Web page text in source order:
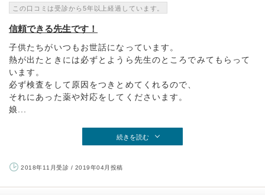
この口コミは受診から5年以上経過しています。
信頼できる先生です！
子供たちがいつもお世話になっています。
熱が出たときには必ずとようら先生のところでみてもらって
います。
必ず検査をして原因をつきとめてくれるので、
それにあった薬や対応をしてくださいます。
娘...
続きを読む
2018年11月受診 / 2019年04月投稿